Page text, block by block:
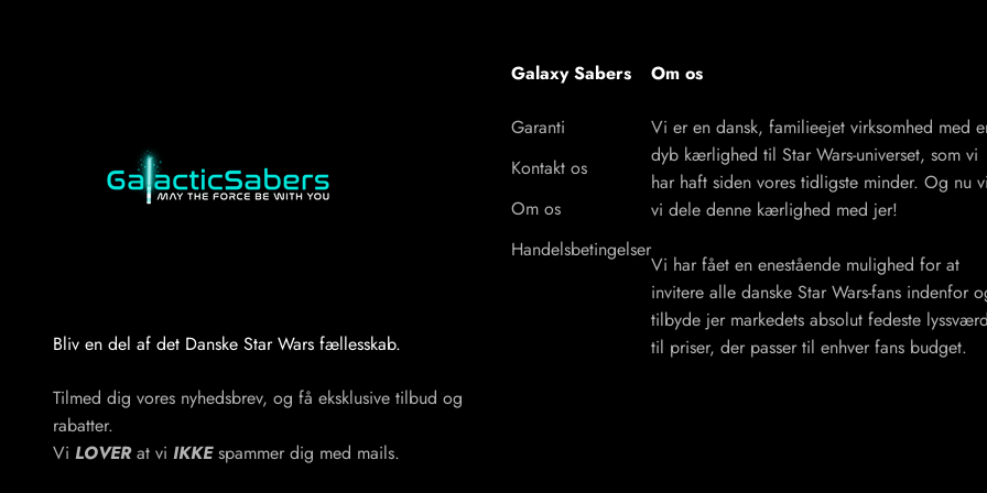
Bliv en del af det Danske Star Wars fællesskab.
Tilmed dig vores nyhedsbrev, og få eksklusive tilbud og
rabatter.
Vi LOVERat vi IKKEspammer dig med mails.
Galaxy Sabers
Garanti
Kontakt os
Om os
Handelsbetingelser
Om os
Vi er en dansk, familieejet virksomhed med
dyb kærlighed til Star Wars-universet, som vi
har haft siden vores tidligste minder. Og nu
vi dele denne kærlighed med jer!
Vi har fået en enestående mulighed for at
invitere alle danske Star Wars-fans indenfor
tilbyde jer markedets absolut fedeste lyssværd
til priser, der passer til enhver fans budget.